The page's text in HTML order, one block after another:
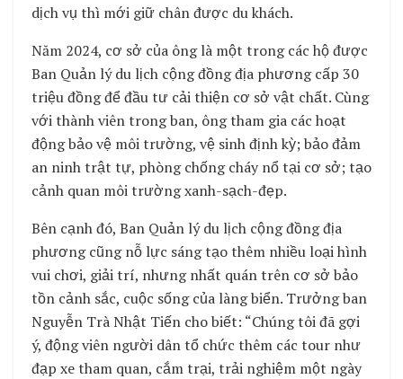
dịch vụ thì mới giữ chân được du khách.
Năm 2024, cơ sở của ông là một trong các hộ được
Ban Quản lý du lịch cộng đồng địa phương cấp 30
triệu đồng để đầu tư cải thiện cơ sở vật chất. Cùng
với thành viên trong ban, ông tham gia các hoạt
động bảo vệ môi trường, vệ sinh định kỳ; bảo đảm
an ninh trật tự, phòng chống cháy nổ tại cơ sở; tạo
cảnh quan môi trường xanh-sạch-đẹp.
Bên cạnh đó, Ban Quản lý du lịch cộng đồng địa
phương cũng nỗ lực sáng tạo thêm nhiều loại hình
vui chơi, giải trí, nhưng nhất quán trên cơ sở bảo
tồn cảnh sắc, cuộc sống của làng biển. Trưởng ban
Nguyễn Trà Nhật Tiến cho biết: “Chúng tôi đã gợi
ý, động viên người dân tổ chức thêm các tour như
đạp xe tham quan, cắm trại, trải nghiệm một ngày